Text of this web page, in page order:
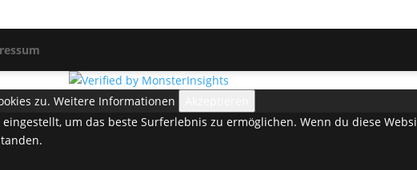
zu. Weitere Informationen
um das beste Surferlebnis zu ermöglichen. Wenn du diese